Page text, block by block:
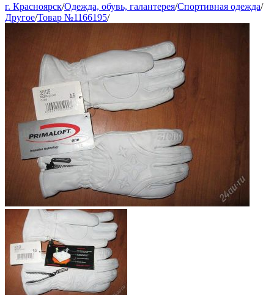
г. Красноярск/Одежда, обувь, галантерея/Спортивная одежда/
Другое/Товар №1166195/